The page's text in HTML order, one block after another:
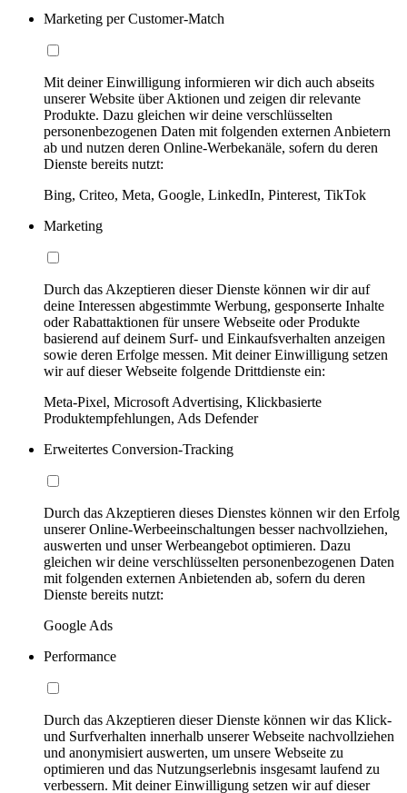
Marketing per Customer-Match
Mit deiner Einwilligung informieren wir dich auch abseits
unserer Website über Aktionen und zeigen dir relevante
Produkte. Dazu gleichen wir deine verschlüsselten
personenbezogenen Daten mit folgenden externen Anbietern
ab und nutzen deren Online-Werbekanäle, sofern du deren
Dienste bereits nutzt:
Bing, Criteo, Meta, Google, LinkedIn, Pinterest, TikTok
Marketing
Durch das Akzeptieren dieser Dienste können wir dir auf
deine Interessen abgestimmte Werbung, gesponserte Inhalte
oder Rabattaktionen für unsere Webseite oder Produkte
basierend auf deinem Surf- und Einkaufsverhalten anzeigen
sowie deren Erfolge messen. Mit deiner Einwilligung setzen
wir auf dieser Webseite folgende Drittdienste ein:
Meta-Pixel, Microsoft Advertising, Klickbasierte
Produktempfehlungen, Ads Defender
Erweitertes Conversion-Tracking
Durch das Akzeptieren dieses Dienstes können wir den Erfolg
unserer Online-Werbeeinschaltungen besser nachvollziehen,
auswerten und unser Werbeangebot optimieren. Dazu
gleichen wir deine verschlüsselten personenbezogenen Daten
mit folgenden externen Anbietenden ab, sofern du deren
Dienste bereits nutzt:
Google Ads
Performance
Durch das Akzeptieren dieser Dienste können wir das Klick-
und Surfverhalten innerhalb unserer Webseite nachvollziehen
und anonymisiert auswerten, um unsere Webseite zu
optimieren und das Nutzungserlebnis insgesamt laufend zu
verbessern. Mit deiner Einwilligung setzen wir auf dieser